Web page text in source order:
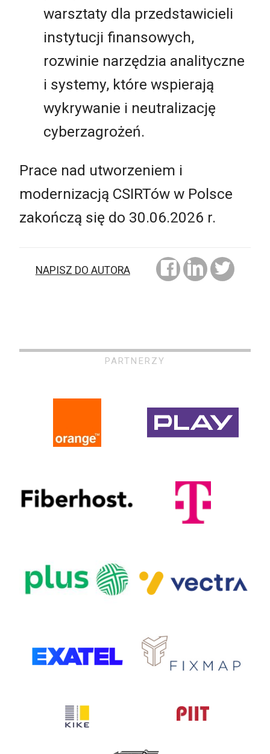
warsztaty dla przedstawicieli
instytucji finansowych,
rozwinie narzędzia analityczne
i systemy, które wspierają
wykrywanie i neutralizację
cyberzagrożeń.
Prace nad utworzeniem i
modernizacją CSIRTów w Polsce
zakończą się do 30.06.2026 r.
NAPISZ DO AUTORA
PARTNERZY